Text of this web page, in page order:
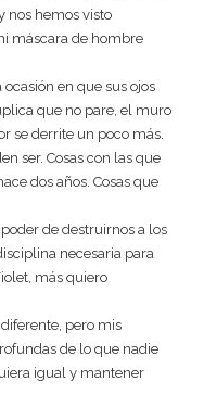
nos hemos visto
máscara de hombre
en que sus ojos
que no pare, el muro
se derrite un poco más.
ser. Cosas con las que
dos años. Cosas que
de destruirnos a los
necesaria para
más quiero
pero mis
de lo que nadie
igual y mantener